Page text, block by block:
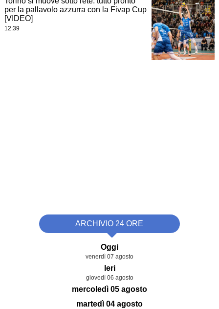
per la pallavolo azzurra con la Fivap Cup
[VIDEO]
12:39
ARCHIVIO 24 ORE
Oggi
venerdì 07 agosto
Ieri
giovedì 06 agosto
mercoledì 05 agosto
martedì 04 agosto